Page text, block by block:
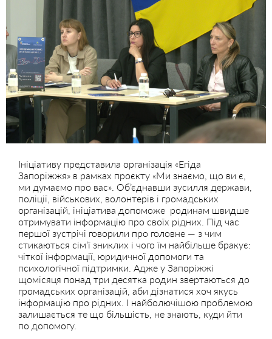
Ініціативу представила організація «Егіда
Запоріжжя» в рамках проєкту «Ми знаємо, що ви є,
ми думаємо про вас». Об’єднавши зусилля держави,
поліції, військових, волонтерів і громадських
організацій, ініціатива допоможе родинам швидше
отримувати інформацію про своїх рідних. Під час
першої зустрічі говорили про головне — з чим
стикаються сім’ї зниклих і чого їм найбільше бракує:
чіткої інформації, юридичної допомоги та
психологічної підтримки. Адже у Запоріжжі
щомісяця понад три десятка родин звертаються до
громадських організацій, аби дізнатися хоч якусь
інформацію про рідних. І найболючішою проблемою
залишається те що більшість, не знають, куди йти
по допомогу.